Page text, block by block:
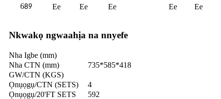
689 Ee Ee Ee Ee Ee
Nkwakọ ngwaahịa na nnyefe
Nha Igbe (mm)
Nha CTN (mm)
735*585*418
GW/CTN (KGS)
Ọnụọgụ/CTN (SETS)
4
Ọnụọgụ/20'FT SETS
592